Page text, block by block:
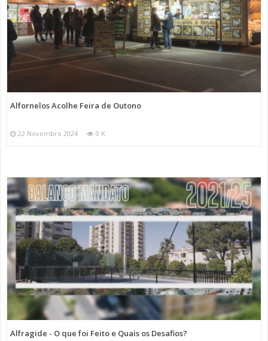
Alfornelos Acolhe Feira de Outono
22 Novembro 2024 0 K
Alfragide - O que foi Feito e Quais os Desafios?